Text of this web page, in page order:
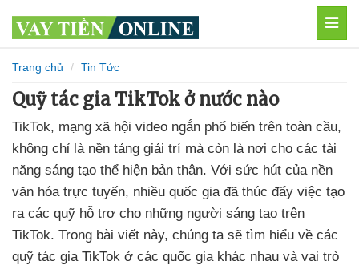
Trang chủ Tin Tức
Quỹ tác gia TikTok ở nước nào
TikTok, mạng xã hội video ngắn phổ biến trên toàn cầu,
không chỉ là nền tảng giải trí mà còn là nơi cho các tài
năng sáng tạo thể hiện bản thân. Với sức hút của nền
văn hóa trực tuyến, nhiều quốc gia đã thúc đẩy việc tạo
ra các quỹ hỗ trợ cho những người sáng tạo trên
TikTok. Trong bài viết này, chúng ta sẽ tìm hiểu về các
quỹ tác gia TikTok ở các quốc gia khác nhau và vai trò